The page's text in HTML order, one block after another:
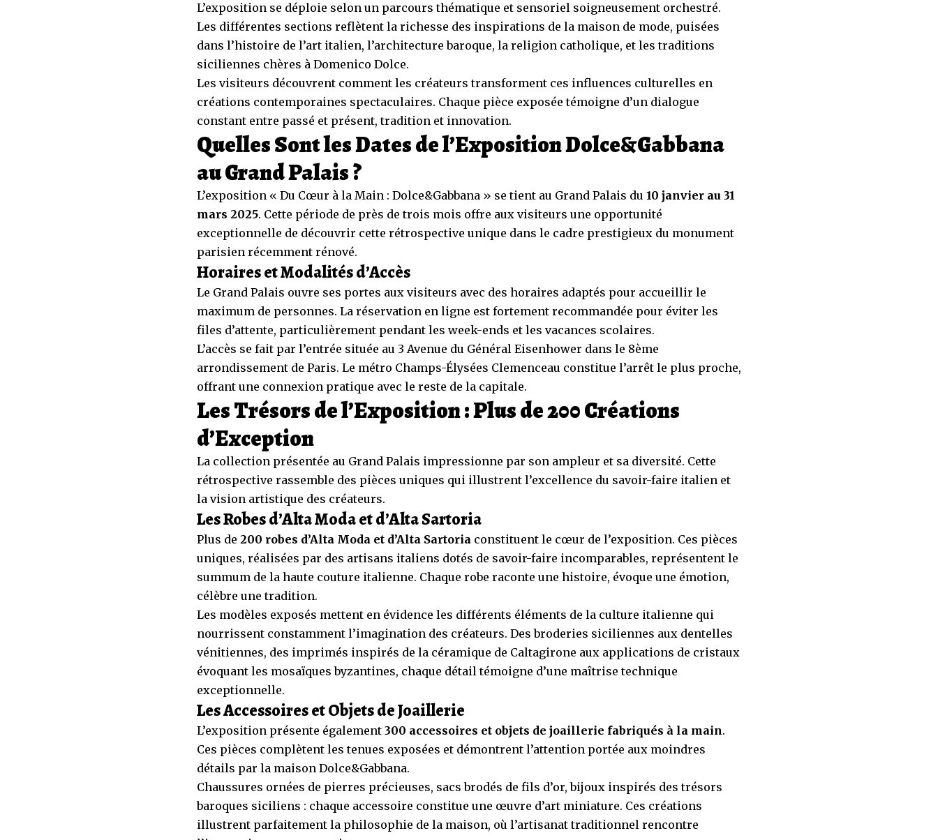
L’exposition se déploie selon un parcours thématique et sensoriel soigneusement orchestré.
Les différentes sections reflètent la richesse des inspirations de la maison de mode, puisées
dans l’histoire de l’art italien, l’architecture baroque, la religion catholique, et les traditions
siciliennes chères à Domenico Dolce.
Les visiteurs découvrent comment les créateurs transforment ces influences culturelles en
créations contemporaines spectaculaires. Chaque pièce exposée témoigne d’un dialogue
constant entre passé et présent, tradition et innovation.
Quelles Sont les Dates de l’Exposition Dolce&Gabbana
au Grand Palais ?
L’exposition « Du Cœur à la Main : Dolce&Gabbana » se tient au Grand Palais du 10 janvier au 31
mars 2025. Cette période de près de trois mois offre aux visiteurs une opportunité
exceptionnelle de découvrir cette rétrospective unique dans le cadre prestigieux du monument
parisien récemment rénové.
Horaires et Modalités d’Accès
Le Grand Palais ouvre ses portes aux visiteurs avec des horaires adaptés pour accueillir le
maximum de personnes. La réservation en ligne est fortement recommandée pour éviter les
files d’attente, particulièrement pendant les week-ends et les vacances scolaires.
L’accès se fait par l’entrée située au 3 Avenue du Général Eisenhower dans le 8ème
arrondissement de Paris. Le métro Champs-Élysées Clemenceau constitue l’arrêt le plus proche,
offrant une connexion pratique avec le reste de la capitale.
Les Trésors de l’Exposition : Plus de 200 Créations
d’Exception
La collection présentée au Grand Palais impressionne par son ampleur et sa diversité. Cette
rétrospective rassemble des pièces uniques qui illustrent l’excellence du savoir-faire italien et
la vision artistique des créateurs.
Les Robes d’Alta Moda et d’Alta Sartoria
Plus de 200 robes d’Alta Moda et d’Alta Sartoria constituent le cœur de l’exposition. Ces pièces
uniques, réalisées par des artisans italiens dotés de savoir-faire incomparables, représentent le
summum de la haute couture italienne. Chaque robe raconte une histoire, évoque une émotion,
célèbre une tradition.
Les modèles exposés mettent en évidence les différents éléments de la culture italienne qui
nourrissent constamment l’imagination des créateurs. Des broderies siciliennes aux dentelles
vénitiennes, des imprimés inspirés de la céramique de Caltagirone aux applications de cristaux
évoquant les mosaïques byzantines, chaque détail témoigne d’une maîtrise technique
exceptionnelle.
Les Accessoires et Objets de Joaillerie
L’exposition présente également 300 accessoires et objets de joaillerie fabriqués à la main.
Ces pièces complètent les tenues exposées et démontrent l’attention portée aux moindres
détails par la maison Dolce&Gabbana.
Chaussures ornées de pierres précieuses, sacs brodés de fils d’or, bijoux inspirés des trésors
baroques siciliens : chaque accessoire constitue une œuvre d’art miniature. Ces créations
illustrent parfaitement la philosophie de la maison, où l’artisanat traditionnel rencontre